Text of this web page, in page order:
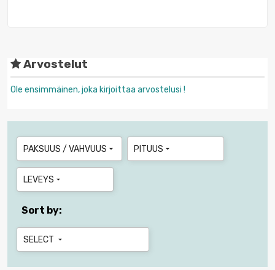
Arvostelut
Ole ensimmäinen, joka kirjoittaa arvostelusi !
PAKSUUS / VAHVUUS  PITUUS 
LEVEYS 
Sort by:
SELECT 